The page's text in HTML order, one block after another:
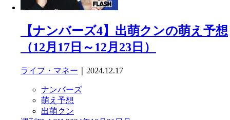
【ナンバーズ4】出萌クンの萌え予想
（12月17日～12月23日）
ライフ・マネー ｜2024.12.17
ナンバーズ
萌え予想
出萌クン